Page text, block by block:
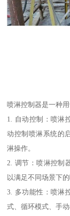
喷淋控制器是一种
1. 自动控制：喷淋
动控制喷淋系统的
淋操作。
2. 调节：喷淋控制
以满足不同场景下
3. 多功能性：喷淋
式、循环模式、手